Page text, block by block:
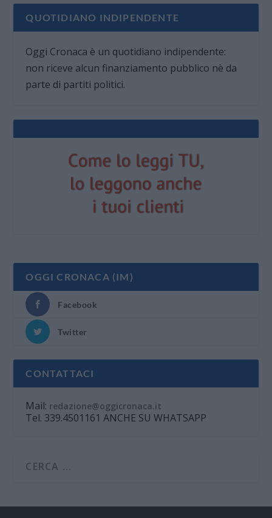
QUOTIDIANO INDIPENDENTE
Oggi Cronaca è un quotidiano indipendente:
non riceve alcun finanziamento pubblico nè da
parte di partiti politici.
OGGI CRONACA (IM)
Facebook
Twitter
CONTATTACI
Mail: redazione@oggicronaca.it
Tel. 339.4501161 ANCHE SU WHATSAPP